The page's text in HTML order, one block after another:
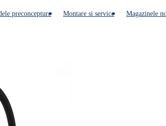
preconcepture Montare si service Мagazinele